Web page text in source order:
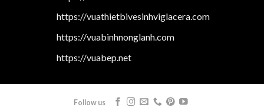
https://vuathietbivesinhviglacera.com
https://vuabinhnonglanh.com
https://vuabep.net
Follow us